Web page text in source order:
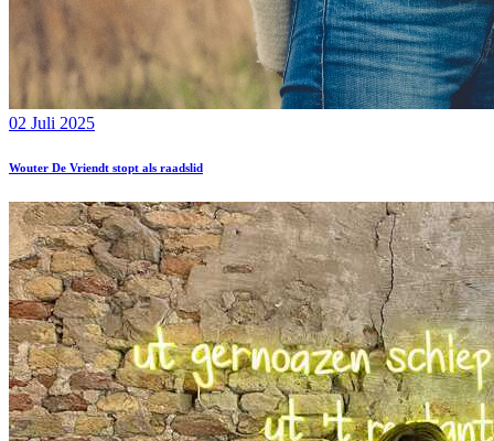
02 Juli 2025
Wouter De Vriendt stopt als raadslid